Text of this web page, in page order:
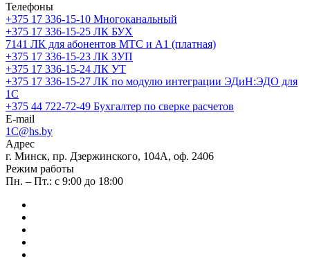
Телефоны
+375 17 336-15-10 Многоканальный
+375 17 336-15-25 ЛК БУХ
7141 ЛК для абонентов МТС и А1 (платная)
+375 17 336-15-23 ЛК ЗУП
+375 17 336-15-24 ЛК УТ
+375 17 336-15-27 ЛК по модулю интеграции ЭДиН:ЭДО для
1С
+375 44 722-72-49 Бухгалтер по сверке расчетов
E-mail
1C@hs.by
Адрес
г. Минск, пр. Дзержинского, 104А, оф. 2406
Режим работы
Пн. – Пт.: с 9:00 до 18:00